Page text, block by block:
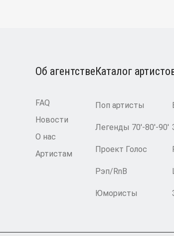
Каталог
Поп артисты
Легенды 70′-80′-90′
Проект Голос
Рэп/RnB
Юмористы
Об агентстве
FAQ
Новости
О нас
Артистам